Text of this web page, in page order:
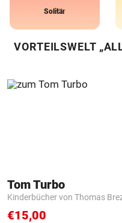
Solitär
VORTEILSWELT
Tom Turbo
Kinderbücher von Thomas
€15,00